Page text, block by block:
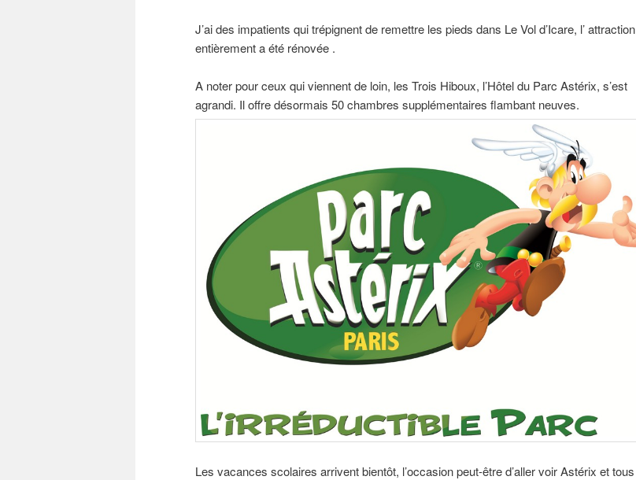
J’ai des impatients qui trépignent de remettre les pieds dans Le Vol d’Icare, l’ attraction
entièrement a été rénovée .
A noter pour ceux qui viennent de loin, les Trois Hiboux, l’Hôtel du Parc Astérix, s’est
agrandi. Il offre désormais 50 chambres supplémentaires flambant neuves.
Les vacances scolaires arrivent bientôt, l’occasion peut-être d’aller voir Astérix et tous